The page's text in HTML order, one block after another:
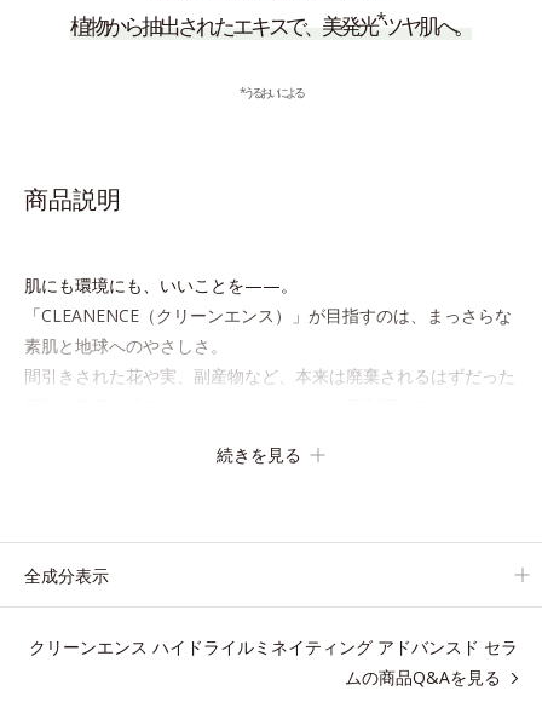
植物から抽出されたエキスで、美発光*ツヤ肌へ。
*うるおいによる
商品説明
肌にも環境にも、いいことを——。
「CLEANENCE（クリーンエンス）」が目指すのは、まっさらな
素肌と地球へのやさしさ。
間引きされた花や実、副産物など、本来は廃棄されるはずだった
れるものを生まれ変わらせて新しいパワーを引き出し、サイエン
アレルギーテスト済＝全ての方にアレルギーが起こらないということで
はありません。
クリーンエンス ハイドライルミネイティング アド
続きを見る
全成分表示
クリーンエンス ハイドライルミネイティング アドバンスド セラ
ムの商品Q&Aを見る